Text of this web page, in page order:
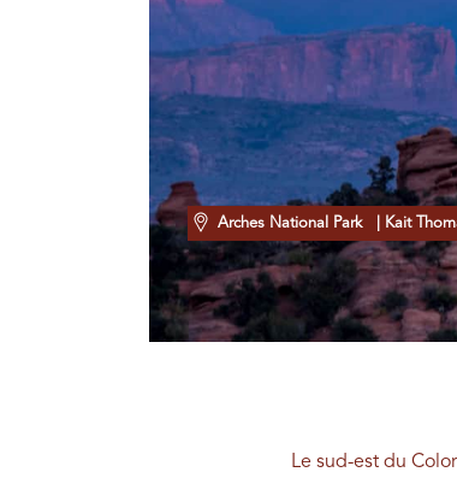
Arches National Park | Kait
Le sud-est du